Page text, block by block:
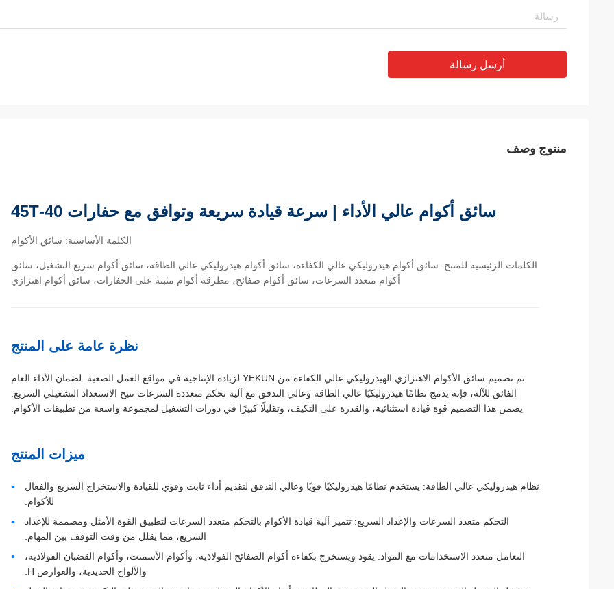
أرسل رسالة
منتوج وصف
سائق أكوام عالي الأداء | سرعة قيادة سريعة وتوافق مع حفارات 40-45T
الكلمة الأساسية: سائق الأكوام
الكلمات الرئيسية للمنتج: سائق أكوام هيدروليكي عالي الكفاءة، سائق أكوام هيدروليكي عالي الطاقة، سائق أكوام سريع التشغيل، سائق
أكوام متعدد السرعات، سائق أكوام صفائح، مطرقة أكوام مثبتة على الحفارات، سائق أكوام اهتزازي
نظرة عامة على المنتج
تم تصميم سائق الأكوام الاهتزازي الهيدروليكي عالي الكفاءة من YEKUN لزيادة الإنتاجية في مواقع العمل الصعبة. لضمان الأداء العام
الفائق للآلة، فإنه يدمج نظامًا هيدروليكيًا عالي الطاقة وعالي التدفق مع آلية تحكم متعددة السرعات تتيح الاستعداد التشغيلي السريع.
يضمن هذا التصميم قوة قيادة استثنائية، والقدرة على التكيف، وتقليلًا كبيرًا في دورات التشغيل لمجموعة واسعة من تطبيقات الأكوام.
ميزات المنتج
نظام هيدروليكي عالي الطاقة: يستخدم نظامًا هيدروليكيًا قويًا وعالي التدفق لتقديم أداء ثابت وقوي للقيادة والاستخراج السريع والفعال
للأكوام.
التحكم متعدد السرعات والإعداد السريع: تتميز آلية قيادة الأكوام بالتحكم متعدد السرعات لتطبيق القوة الأمثل ومصممة للإعداد
السريع، مما يقلل من وقت التوقف بين المهام.
التعامل متعدد الاستخدامات مع المواد: يقود ويستخرج بكفاءة أكوام الصفائح الفولاذية، وأكوام الأسمنت، وأكوام القضبان الفولاذية،
والألواح الحديدية، والعوارض H.